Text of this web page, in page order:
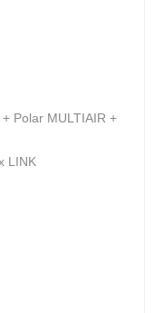
Polar MULTIAIR +
LINK